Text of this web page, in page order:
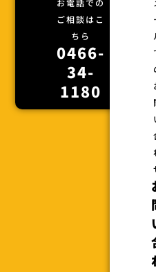
お電話での
ご相談はこ
ちら
0466-
34-
1180